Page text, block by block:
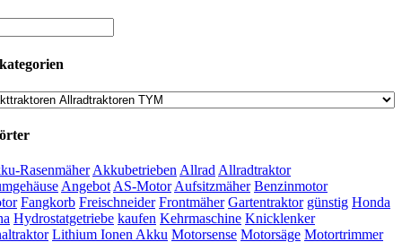
RasenmäherAkkubetriebenAllradAllradtraktor
AngebotAS-MotorAufsitzmäher Benzinmotor
Fangkorb Freischneider Frontmäher Gartentraktor günstig Honda
Hydrostatgetriebe kaufen Kehrmaschine Knicklenker
Lithium Ionen Akku Motorsense Motorsäge Motortrimmer